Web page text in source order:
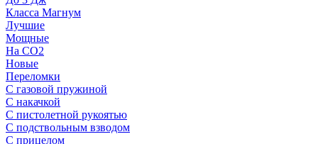
Класса Магнум
Лучшие
Мощные
На CO2
Новые
Переломки
С газовой пружиной
С накачкой
С пистолетной рукоятью
С подствольным взводом
С прицелом